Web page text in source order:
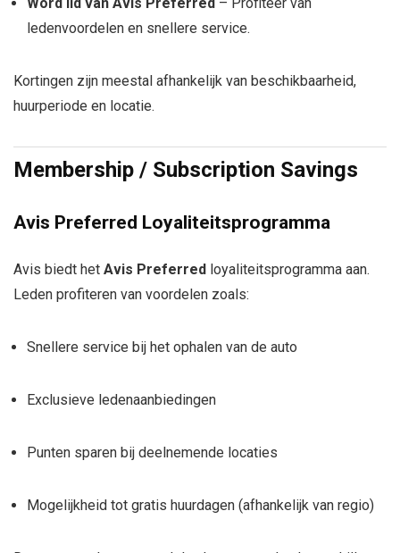
ledenvoordelen en snellere service.
Kortingen zijn meestal afhankelijk van beschikbaarheid,
huurperiode en locatie.
Membership / Subscription Savings
Avis Preferred Loyaliteitsprogramma
Avis biedt het Avis Preferred loyaliteitsprogramma aan.
Leden profiteren van voordelen zoals:
Snellere service bij het ophalen van de auto
Exclusieve ledenaanbiedingen
Punten sparen bij deelnemende locaties
Mogelijkheid tot gratis huurdagen (afhankelijk van regio)